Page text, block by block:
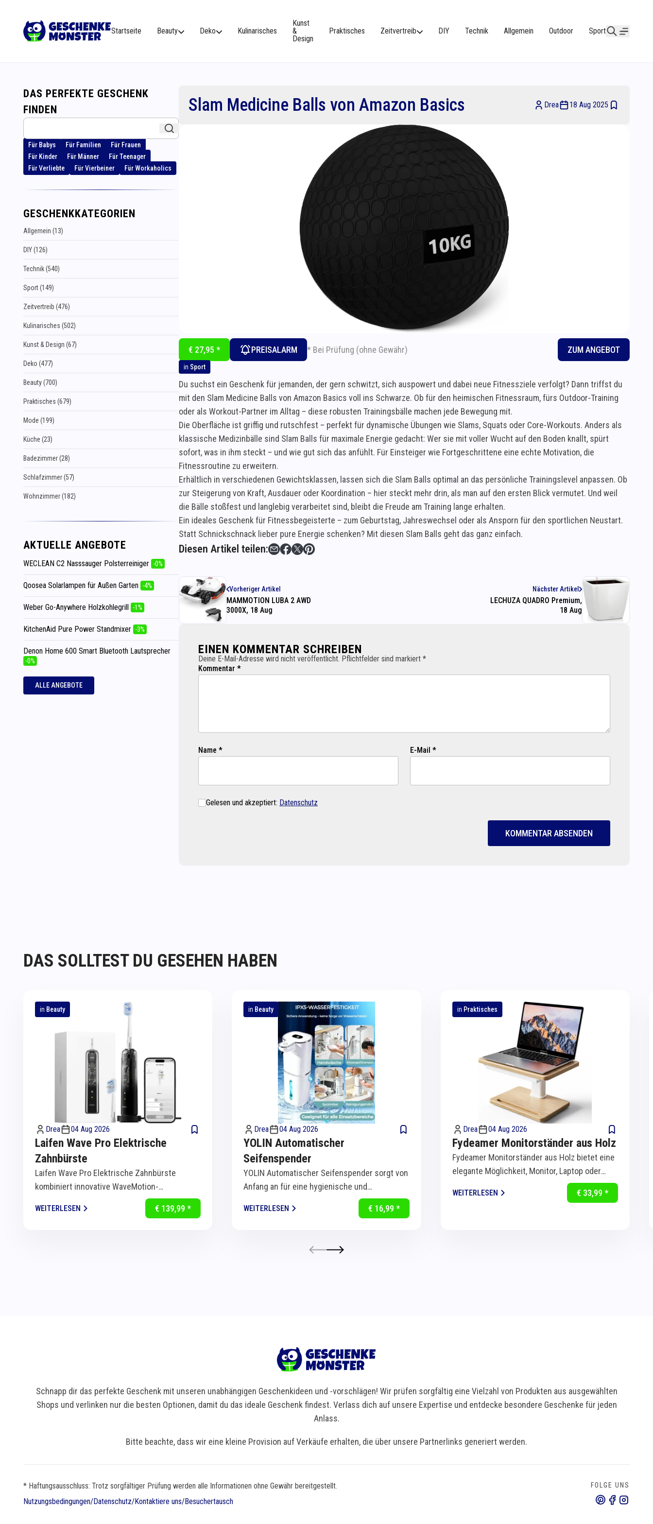
Startseite Beauty Deko Kulinarisches
Kunst
&
Design
Praktisches Zeitvertreib DIY Technik Allgemein Outdoor Sport
Slam Medicine Balls von Amazon Basics Drea 18 Aug 2025
€ 27,95 * PREISALARM * Bei Prüfung (ohne Gewähr) ZUM ANGEBOT
in Sport
Du suchst ein Geschenk für jemanden, der gern schwitzt, sich auspowert und dabei neue Fitnessziele verfolgt? Dann triffst du
mit den Slam Medicine Balls von Amazon Basics voll ins Schwarze. Ob für den heimischen Fitnessraum, fürs Outdoor-Training
oder als Workout-Partner im Alltag – diese robusten Trainingsbälle machen jede Bewegung mit.
Die Oberfläche ist griffig und rutschfest – perfekt für dynamische Übungen wie Slams, Squats oder Core-Workouts. Anders als
klassische Medizinbälle sind Slam Balls für maximale Energie gedacht: Wer sie mit voller Wucht auf den Boden knallt, spürt
sofort, was in ihm steckt – und wie gut sich das anfühlt. Für Einsteiger wie Fortgeschrittene eine echte Motivation, die
Fitnessroutine zu erweitern.
Erhältlich in verschiedenen Gewichtsklassen, lassen sich die Slam Balls optimal an das persönliche Trainingslevel anpassen. Ob
zur Steigerung von Kraft, Ausdauer oder Koordination – hier steckt mehr drin, als man auf den ersten Blick vermutet. Und weil
die Bälle stoßfest und langlebig verarbeitet sind, bleibt die Freude am Training lange erhalten.
Ein ideales Geschenk für Fitnessbegeisterte – zum Geburtstag, Jahreswechsel oder als Ansporn für den sportlichen Neustart.
Statt Schnickschnack lieber pure Energie schenken? Mit diesen Slam Balls geht das ganz einfach.
Diesen Artikel teilen:
Vorheriger Artikel
MAMMOTION LUBA 2 AWD
3000X, 18 Aug
Nächster Artikel
LECHUZA QUADRO Premium,
18 Aug
EINEN KOMMENTAR SCHREIBEN
Deine E-Mail-Adresse wird nicht veröffentlicht. Pflichtfelder sind markiert *
Kommentar *
Name * E-Mail *
Gelesen und akzeptiert: Datenschutz
KOMMENTAR ABSENDEN
DAS PERFEKTE GESCHENK
FINDEN
Für Babys Für Familien
Für Frauen
Für Kinder
Für Männer
Für Teenager
Für Verliebte
Für Vierbeiner Für Workaholics
GESCHENKKATEGORIEN
Allgemein (13)
DIY (126)
Technik (540)
Sport (149)
Zeitvertreib (476)
Kulinarisches (502)
Kunst & Design (67)
Deko (477)
Beauty (700)
Praktisches (679)
Mode (199)
Küche (23)
Badezimmer (28)
Schlafzimmer (57)
Wohnzimmer (182)
AKTUELLE ANGEBOTE
WECLEAN C2 Nasssauger Polsterreiniger -0%
Qoosea Solarlampen für Außen Garten -4%
Weber Go-Anywhere Holzkohlegrill -1%
KitchenAid Pure Power Standmixer -3%
Denon Home 600 Smart Bluetooth Lautsprecher
-0%
ALLE ANGEBOTE
DAS SOLLTEST DU GESEHEN HABEN
in Beauty
Drea 04 Aug 2026
Laifen Wave Pro Elektrische
Zahnbürste
Laifen Wave Pro Elektrische Zahnbürste
kombiniert innovative WaveMotion-
Technologie mit intelligenter Sensorik für
eine...
WEITERLESEN € 139,99 *
in Beauty
Drea 04 Aug 2026
YOLIN Automatischer
Seifenspender
YOLIN Automatischer Seifenspender sorgt von
Anfang an für eine hygienische und
komfortable Handreinigung in Küche und Bad.
Dank...
WEITERLESEN € 16,99 *
in Praktisches
Drea 04 Aug 2026
Fydeamer Monitorständer aus Holz
Fydeamer Monitorständer aus Holz bietet eine
elegante Möglichkeit, Monitor, Laptop oder
Bildschirm ergonomisch auf Augenhöhe zu...
WEITERLESEN € 33,99 *
Schnapp dir das perfekte Geschenk mit unseren unabhängigen Geschenkideen und -vorschlägen! Wir prüfen sorgfältig eine Vielzahl von Produkten aus ausgewählten
Shops und verlinken nur die besten Optionen, damit du das ideale Geschenk findest. Verlass dich auf unsere Expertise und entdecke besondere Geschenke für jeden
Anlass.
Bitte beachte, dass wir eine kleine Provision auf Verkäufe erhalten, die über unsere Partnerlinks generiert werden.
* Haftungsausschluss: Trotz sorgfältiger Prüfung werden alle Informationen ohne Gewähr bereitgestellt.
Nutzungsbedingungen/Datenschutz/Kontaktiere uns/Besuchertausch
FOLGE UNS